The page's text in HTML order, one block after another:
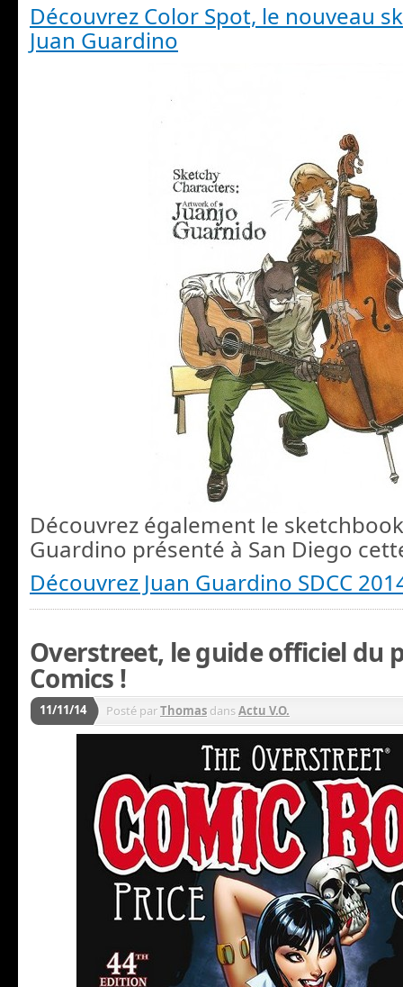
Découvrez Color Spot, le nouveau
Juan Guardino
Découvrez également le
Guardino présenté à San Diego
Découvrez Juan Guardino SDCC
Overstreet, le guide officiel du
Comics !
11/11/14 Posté parThomas dansActu V.O.